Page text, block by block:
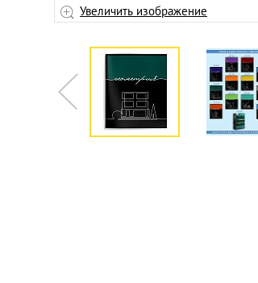
Увеличить изображение